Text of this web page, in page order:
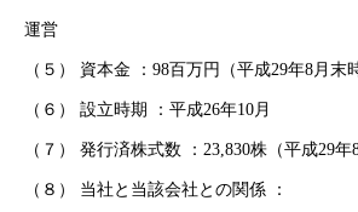
運営
（５） 資本金 ：98百万円（平成29年8月末
（６） 設立時期 ：平成26年10月
（７） 発行済株式数 ：23,830株（平成29年
（８） 当社と当該会社との関係 ：